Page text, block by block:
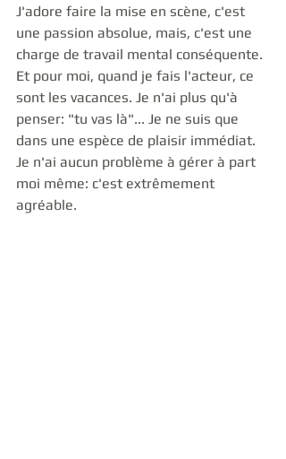
J'adore faire la mise en scène, c'est
une passion absolue, mais, c'est une
charge de travail mental conséquente.
Et pour moi, quand je fais l'acteur, ce
sont les vacances. Je n'ai plus qu'à
penser: "tu vas là"... Je ne suis que
dans une espèce de plaisir immédiat.
Je n'ai aucun problème à gérer à part
moi même: c'est extrêmement
agréable.